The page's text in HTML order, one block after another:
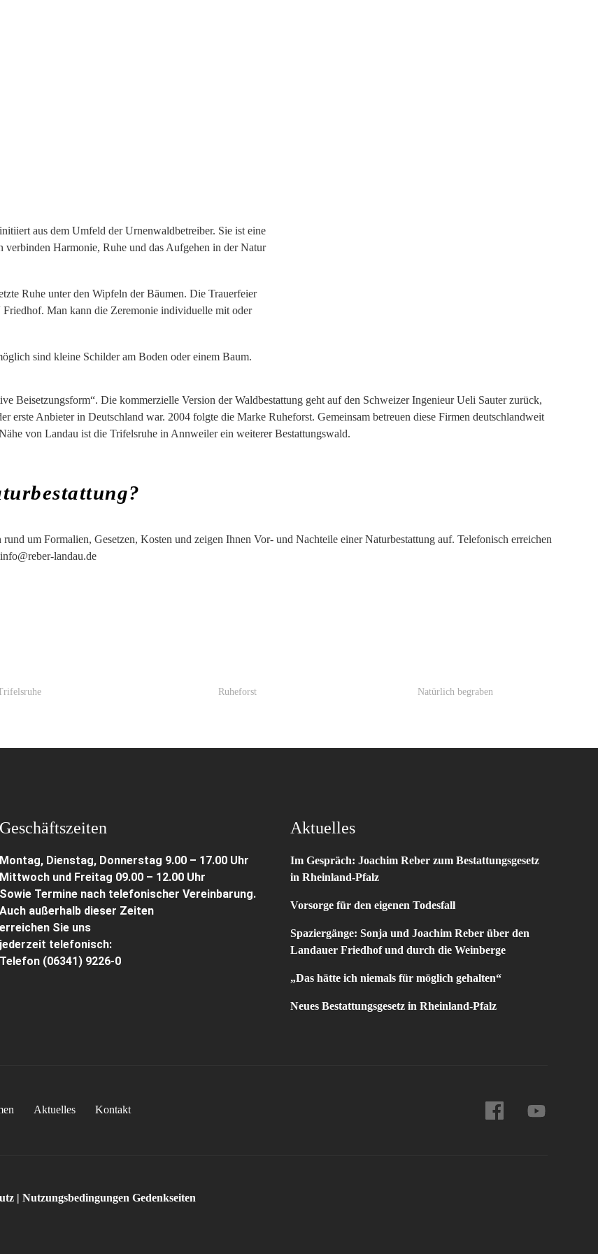
aus dem Umfeld der Urnenwaldbetreiber. Sie ist eine
Harmonie, Ruhe und das Aufgehen in der Natur
Ruhe unter den Wipfeln der Bäumen. Die Trauerfeier
Friedhof. Man kann die Zeremonie individuelle mit oder
sind kleine Schilder am Boden oder einem Baum.
Beisetzungsform“. Die kommerzielle Version der Waldbestattung geht auf den Schweizer Ingenieur Ueli Sauter zurück,
erste Anbieter in Deutschland war. 2004 folgte die Marke Ruheforst. Gemeinsam betreuen diese Firmen deutschlandweit
von Landau ist die Trifelsruhe in Annweiler ein weiterer Bestattungswald.
um Formalien, Gesetzen, Kosten und zeigen Ihnen Vor- und Nachteile einer Naturbestattung auf. Telefonisch erreichen
info@reber-landau.de
Ruheforst Natürlich begraben
Geschäftszeiten
Montag, Dienstag, Donnerstag 9.00 – 17.00 Uhr
Mittwoch und Freitag 09.00 – 12.00 Uhr
Sowie Termine nach telefonischer Vereinbarung.
Auch außerhalb dieser Zeiten
erreichen Sie uns
jederzeit telefonisch:
Telefon (06341) 9226-0
Aktuelles
Im Gespräch: Joachim Reber zum Bestattungsgesetz
in Rheinland-Pfalz
Vorsorge für den eigenen Todesfall
Spaziergänge: Sonja und Joachim Reber über den
Landauer Friedhof und durch die Weinberge
„Das hätte ich niemals für möglich gehalten“
Neues Bestattungsgesetz in Rheinland-Pfalz
Aktuelles Kontakt
| Nutzungsbedingungen Gedenkseiten